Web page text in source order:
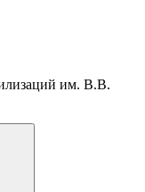
им. В.В.